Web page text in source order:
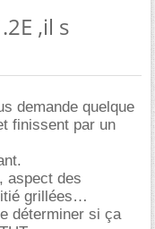
,il s
demande quelque
finissent par un
aspect des
grillées
déterminer si ça